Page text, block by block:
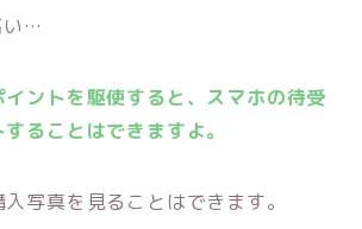
い…
ントを駆使すると、スマホの待受
ることはできますよ。
写真を見ることはできます。